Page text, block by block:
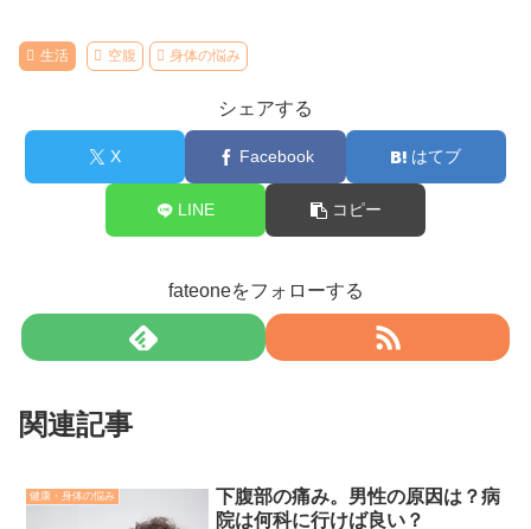
生活 空腹 身体の悩み
シェアする
X Facebook はてブ
LINE コピー
fateoneをフォローする
関連記事
健康・身体の悩み
下腹部の痛み。男性の原因は？病
院は何科に行けば良い？